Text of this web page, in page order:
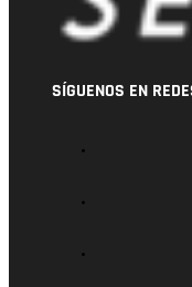
SÍGUENOS EN